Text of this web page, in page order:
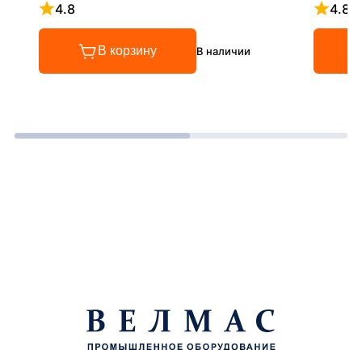
4.8
Рейтинг 4.8 из 5
В корзину В наличии
4.8